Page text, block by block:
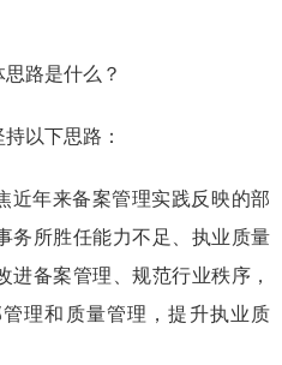
思路是什么？
以下思路：
近年来备案管理实践反映的部
务所胜任能力不足 、执业质量
进备案管理、规范行业秩序，
理和质量管理，提升执业质